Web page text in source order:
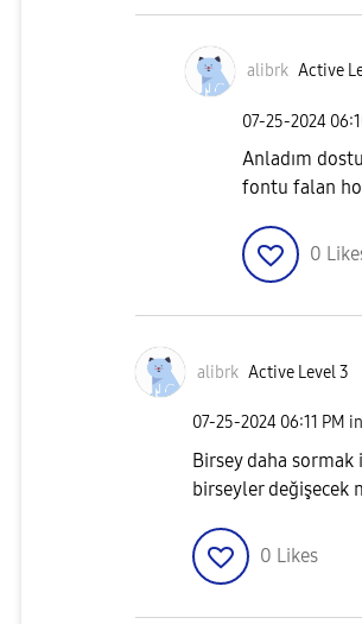
alibrk Active
‎07-25-2024
Anladım
fontu falan
0
alibrk Active Level 3
‎07-25-2024 06:11 PM in
Birsey daha
birseyler değişecek
0 Likes